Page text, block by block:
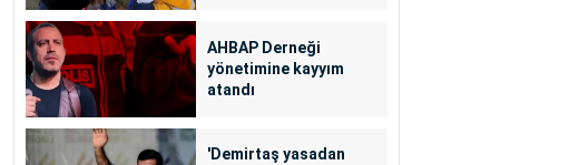
AHBAP Derneği
yönetimine kayyım
atandı
'Demirtaş yasadan